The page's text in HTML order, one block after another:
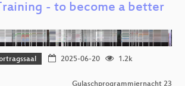
- to become a better
2025-06-20
1.2k
Gulaschprogrammiernacht 23